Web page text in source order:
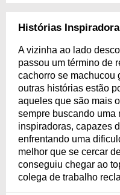
Histórias Inspiradora
A vizinha ao lado
passou um término de
cachorro se machucou
outras histórias estão
aqueles que são mais
sempre buscando uma
inspiradoras, capazes
enfrentando uma
melhor que se cercar
conseguiu chegar ao
colega de trabalho